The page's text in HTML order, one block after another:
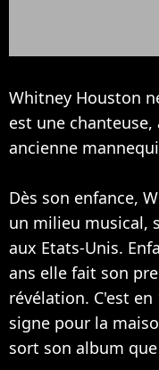
Whitney Houston
est une
ancienne
Dès son enfance,
un milieu musical,
aux Etats-Unis.
ans elle fait son
révélation. C'est
signe pour la
sort son album